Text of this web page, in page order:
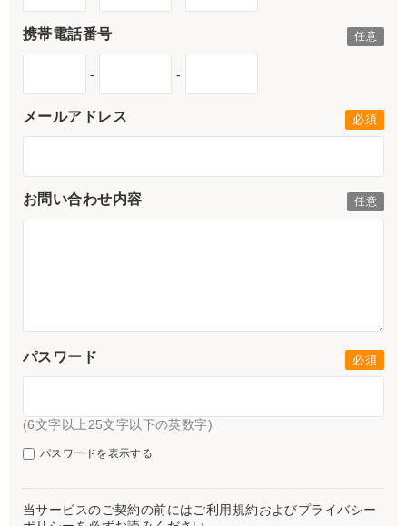
携帯電話番号
- -
メールアドレス
お問い合わせ内容
パスワード
(6文字以上25文字以下の英数字)
パスワードを表示する
当サービスのご契約の前にはご利用規約およびプライバシー